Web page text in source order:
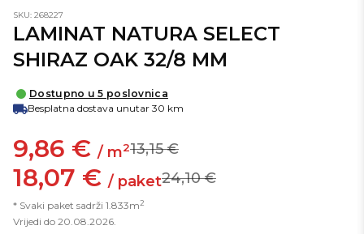
SKU: 268227
LAMINAT NATURA SELECT
SHIRAZ OAK 32/8 MM
Dostupno u 5 poslovnica
Besplatna dostava unutar 30 km
9,86 € / m213,15 €
18,07 € / paket24,10 €
* Svaki paket sadrži 1.833m2
Vrijedi do 20.08.2026.